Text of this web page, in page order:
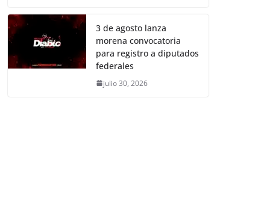
3 de agosto lanza
morena convocatoria
para registro a diputados
federales
julio 30, 2026